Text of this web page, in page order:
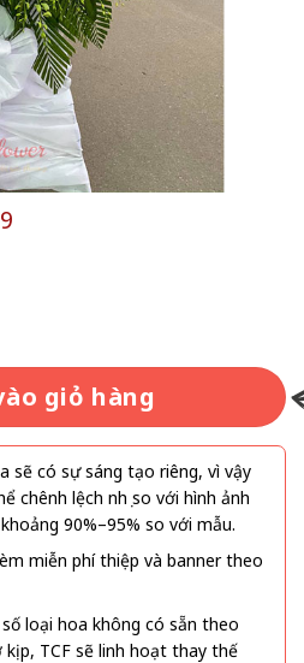
giỏ hàng
sẽ có sự sáng tạo riêng, vì vậy
chênh lệch nhẹ so với hình ảnh
90%–95% so với mẫu.
miễn phí thiệp và banner theo
loại hoa không có sẵn theo
TCF sẽ linh hoạt thay thế